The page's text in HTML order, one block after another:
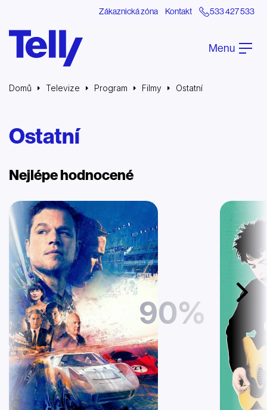
Zákaznická zóna Kontakt 533 427 533
Menu
Domů Televize Program Filmy Ostatní
Ostatní
Nejlépe hodnocené
Další
90%